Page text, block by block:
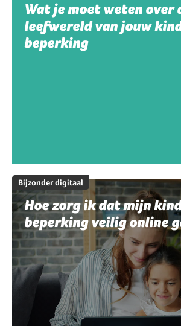
Wat je moet weten over
leefwereld van jouw
beperking
Bijzonder digitaal
Hoe zorg ik dat mijn
beperking veilig online